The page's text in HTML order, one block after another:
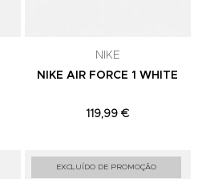
NIKE
NIKE AIR FORCE 1 WHITE
119,99 €
Adicionar aos Favoritos
EXCLUÍDO DE PROMOÇÃO